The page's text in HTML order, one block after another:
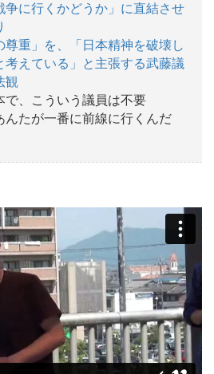
争に行くかどうか」に直結させ
尊重」を、「日本精神を破壊し
考えている」と主張する武藤議
観
で、こういう議員は不要
んたが一番に前線に行くんだ